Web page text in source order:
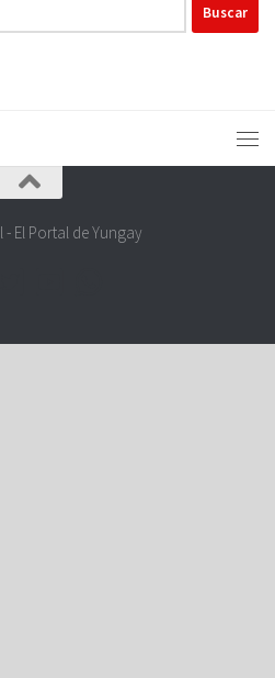
El Portal de Yungay